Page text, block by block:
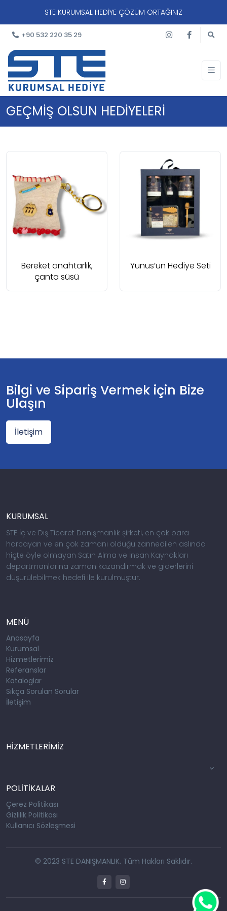
STE KURUMSAL HEDİYE ÇÖZÜM ORTAĞINIZ
+90 532 220 35 29
GEÇMİŞ OLSUN HEDİYELERİ
Bereket anahtarlık,
çanta süsü
Yunus’un Hediye Seti
Bilgi ve Sipariş Vermek için Bize
Ulaşın
İletişim
KURUMSAL
STE İç ve Dış Ticaret Danışmanlık şirketi, en çok para
harcayan ve en çok zamanı olduğu zannedilen aslında
hiçte öyle olmayan Satın Alma ve İnsan Kaynakları
departmanlarına zaman kazandırmak ve giderlerini
düşürülebilmek hedefi ile kurulmuştur.
MENÜ
Anasayfa
Kurumsal
Hizmetlerimiz
Referanslar
Kataloglar
Sıkça Sorulan Sorular
İletişim
HİZMETLERİMİZ
POLİTİKALAR
Çerez Politikası
Gizlilik Politikası
Kullanıcı Sözleşmesi
© 2023 STE DANIŞMANLIK. Tüm Hakları Saklıdır.